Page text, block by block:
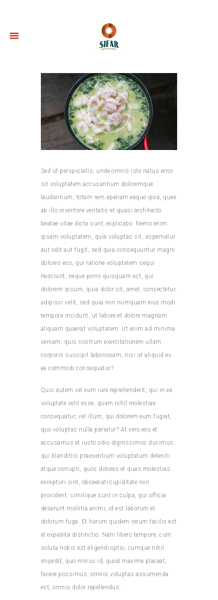
Sed ut perspiciatis, unde omnis iste natus error
sit voluptatem accusantium doloremque
laudantium, totam rem aperiam eaque ipsa, quae
ab illo inventore veritatis et quasi architecto
beatae vitae dicta sunt, explicabo. Nemo enim
ipsam voluptatem, quia voluptas sit, aspernatur
aut odit aut fugit, sed quia consequuntur magni
dolores eos, qui ratione voluptatem sequi
nesciunt, neque porro quisquam est, qui
dolorem ipsum, quia dolor sit, amet, consectetur,
adipisci velit, sed quia non numquam eius modi
tempora incidunt, ut labore et dolore magnam
aliquam quaerat voluptatem. Ut enim ad minima
veniam, quis nostrum exercitationem ullam
corporis suscipit laboriosam, nisi ut aliquid ex
ea commodi consequatur?
Quis autem vel eum iure reprehenderit, qui in ea
voluptate velit esse, quam nihil molestiae
consequatur, vel illum, qui dolorem eum fugiat,
quo voluptas nulla pariatur? At vero eos et
accusamus et iusto odio dignissimos ducimus,
qui blanditiis praesentium voluptatum deleniti
atque corrupti, quos dolores et quas molestias
excepturi sint, obcaecati cupiditate non
provident, similique sunt in culpa, qui officia
deserunt mollitia animi, id est laborum et
dolorum fuga. Et harum quidem rerum facilis est
et expedita distinctio. Nam libero tempore, cum
soluta nobis est eligendi optio, cumque nihil
impedit, quo minus id, quod maxime placeat,
facere possimus, omnis voluptas assumenda
est, omnis dolor repellendus.